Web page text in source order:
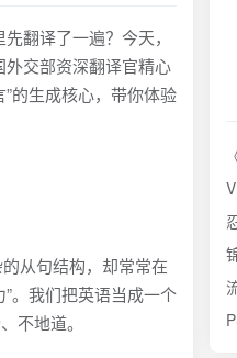
翻译了一遍？今天，
交部资深翻译官精心
的生成核心，带你体验
从句结构，却常常在
。我们把英语当成一个
不地道。